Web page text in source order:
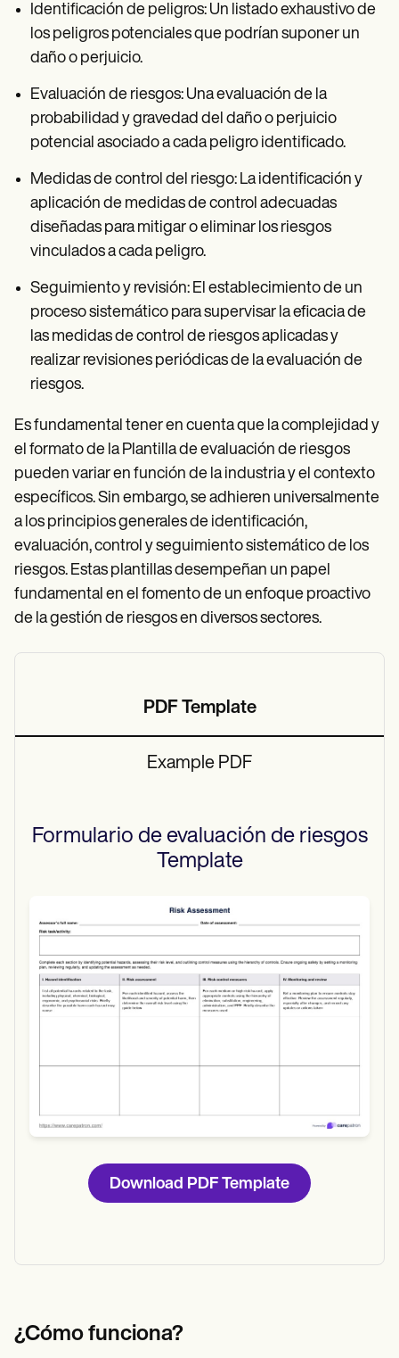
Identificación de peligros: Un listado exhaustivo de
los peligros potenciales que podrían suponer un
daño o perjuicio.
Evaluación de riesgos: Una evaluación de la
probabilidad y gravedad del daño o perjuicio
potencial asociado a cada peligro identificado.
Medidas de control del riesgo: La identificación y
aplicación de medidas de control adecuadas
diseñadas para mitigar o eliminar los riesgos
vinculados a cada peligro.
Seguimiento y revisión: El establecimiento de un
proceso sistemático para supervisar la eficacia de
las medidas de control de riesgos aplicadas y
realizar revisiones periódicas de la evaluación de
riesgos.
Es fundamental tener en cuenta que la complejidad y
el formato de la Plantilla de evaluación de riesgos
pueden variar en función de la industria y el contexto
específicos. Sin embargo, se adhieren universalmente
a los principios generales de identificación,
evaluación, control y seguimiento sistemático de los
riesgos. Estas plantillas desempeñan un papel
fundamental en el fomento de un enfoque proactivo
de la gestión de riesgos en diversos sectores.
PDF Template
Example PDF
Formulario de evaluación de riesgos
Template
Use Template
Download PDF Template
¿Cómo funciona?